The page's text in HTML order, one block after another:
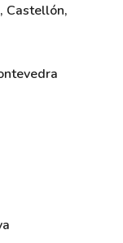
, Castellón,